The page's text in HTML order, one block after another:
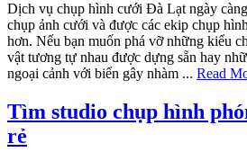
Dịch vụ chụp hình cưới Đà Lạt ngày
chụp ảnh cưới và được các ekip chụp
hơn. Nếu bạn muốn phá vỡ những kiểu
vật tương tự nhau được dựng sẵn hay
ngoại cảnh với biển gây nhàm ... Read
Tìm studio chụp hình
rẻ